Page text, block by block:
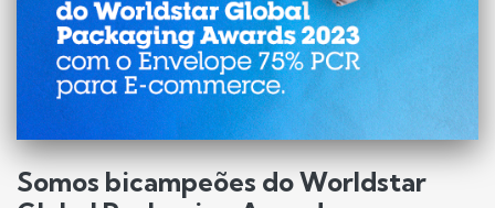
Somos bicampeões do Worldstar